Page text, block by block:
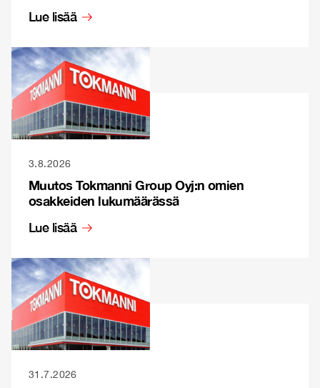
Lue lisää
3.8.2026
Muutos Tokmanni Group Oyj:n omien
osakkeiden lukumäärässä
Lue lisää
31.7.2026